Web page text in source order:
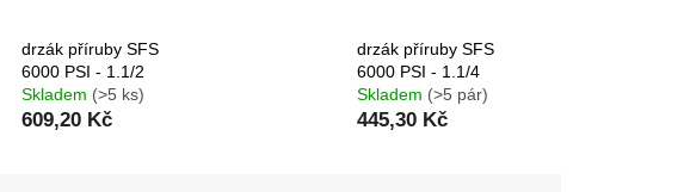
drzák příruby SFS
6000 PSI - 1.1/2
Skladem (>5 ks)
609,20 Kč
drzák příruby SFS
6000 PSI - 1.1/4
Skladem (>5 pár)
445,30 Kč